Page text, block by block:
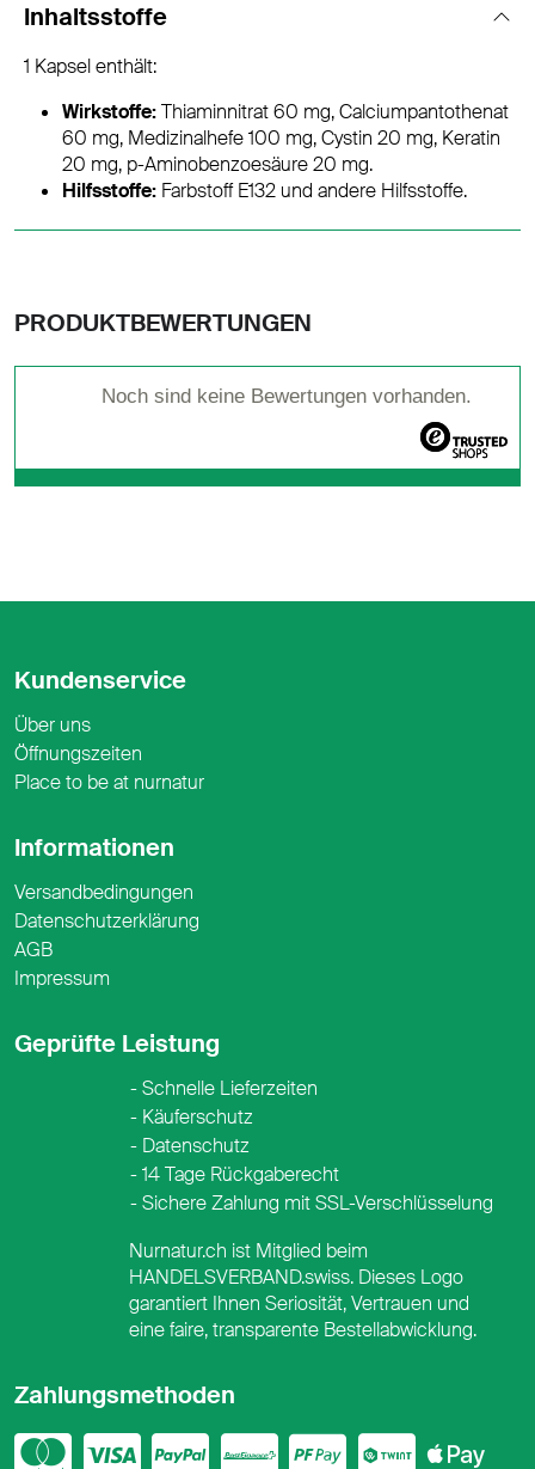
Inhaltsstoffe
1 Kapsel enthält:
Wirkstoffe:Thiaminnitrat 60 mg, Calciumpantothenat
60 mg, Medizinalhefe 100 mg, Cystin 20 mg, Keratin
20 mg, p-Aminobenzoesäure 20 mg.
Hilfsstoffe: Farbstoff E132 und andere Hilfsstoffe.
PRODUKTBEWERTUNGEN
Noch sind keine Bewertungen vorhanden.
Kundenservice
Über uns
Öffnungszeiten
Place to be at nurnatur
Informationen
Versandbedingungen
Datenschutzerklärung
AGB
Impressum
Geprüfte Leistung
Schnelle Lieferzeiten
Käuferschutz
Datenschutz
14 Tage Rückgaberecht
Sichere Zahlung mit SSL-Verschlüsselung
Zahlungsmethoden
Mastercard
VisaPayPal
PostFinance
Twint
Nurnatur.ch ist Mitglied beim
HANDELSVERBAND.swiss. Dieses Logo
garantiert Ihnen Seriosität, Vertrauen und
eine faire, transparente Bestellabwicklung.